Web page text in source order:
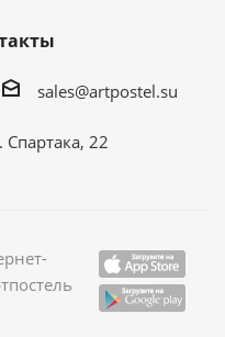
sales@artpostel.su
Спартака, 22